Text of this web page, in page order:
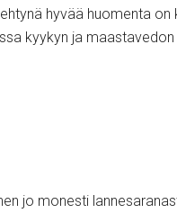
hyvää huomenta on
kyykyn ja maastavedon
jo monesti